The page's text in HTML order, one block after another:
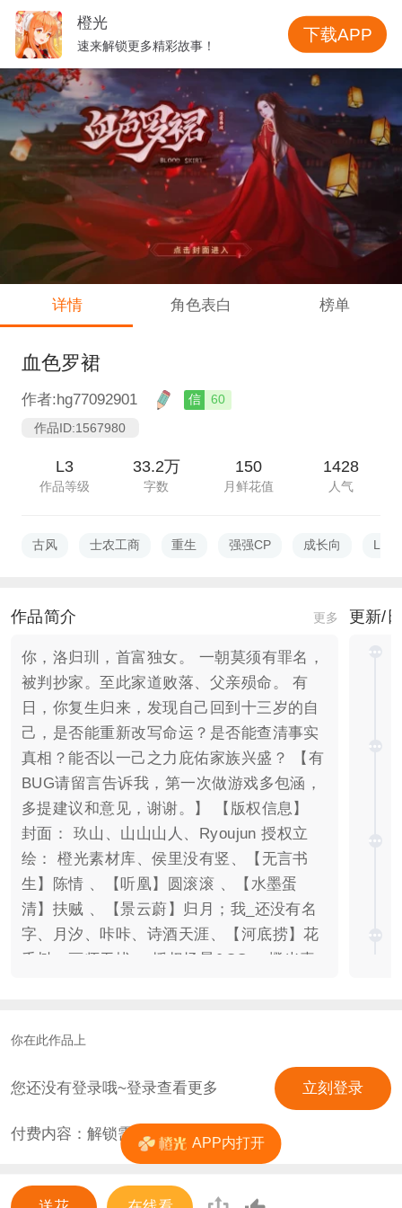
详情 角色表白 榜单
血色罗裙
作者:hg77092901 信
60
作品ID:1567980
L3
作品等级
33.2万
字数
150
月鲜花值
1428
人气
古风 士农工商 重生 强强CP 成长向 L3
作品简介 更多
你，洛归玔，首富独女。 一朝莫须有罪名，
被判抄家。至此家道败落、父亲殒命。 有
日，你复生归来，发现自己回到十三岁的自
己，是否能重新改写命运？是否能查清事实
真相？能否以一己之力庇佑家族兴盛？ 【有
BUG请留言告诉我，第一次做游戏多包涵，
多提建议和意见，谢谢。】 【版权信息】
封面： 玖山、山山山人、Ryoujun 授权立
绘： 橙光素材库、侯里没有竖、【无言书
生】陈情 、【听凰】圆滚滚 、【水墨蛋
清】扶贼 、【景云蔚】归月；我_还没有名
字、月汐、咔咔、诗酒天涯、【河底捞】花
千树、画师无忧。 授权场景&CG： 橙光素
书生】、柠檬汽水糖、清执吖、风格洲、夙
白首。 图片素材、分镜、特效I: 画画的石
头、阿呜阿花、北堂子非、忆恋hua、大萌
哈、三分熟牛排、直&觉、密秋、久良前工
作室、@冷剑少侠、初晴_haruko、久歌^、
~草木有本心~、丹青酒、竹排轻舟、玖兰
更新/
你在此作品上
您还没有登录哦~登录查看更多 立刻登录
付费内容：解锁需 25 花
橙光
速来解锁更多精彩故事！
下载APP
APP内打开